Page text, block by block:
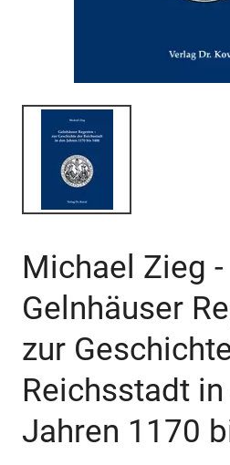
Michael Zieg -
Gelnhäuser
zur
Reichsstadt in
Jahren 1170